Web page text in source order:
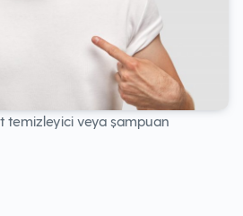
temizleyici veya şampuan